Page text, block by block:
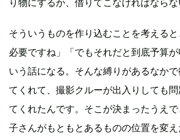
り物にするか、借りてこなければならな
そういうものを作り込むことを考える
必要ですね」「でもそれだと到底予算
いう話になる。そんな縛りがあるなかで
てくれて、撮影クルーが出入りしても
てくれたんです。そこが決まったうえ
子さんがもともとあるものの位置を変